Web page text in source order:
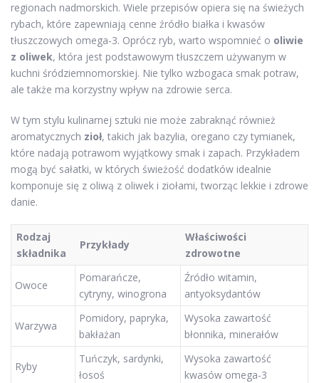
regionach nadmorskich. Wiele przepisów opiera się na świeżych
rybach, które zapewniają cenne źródło białka i kwasów
tłuszczowych omega-3. Oprócz ryb, warto wspomnieć o oliwie
z oliwek, która jest podstawowym tłuszczem używanym w
kuchni śródziemnomorskiej. Nie tylko wzbogaca smak potraw,
ale także ma korzystny wpływ na zdrowie serca.
W tym stylu kulinarnej sztuki nie może zabraknąć również
aromatycznych zioł, takich jak bazylia, oregano czy tymianek,
które nadają potrawom wyjątkowy smak i zapach. Przykładem
mogą być sałatki, w których świeżość dodatków idealnie
komponuje się z oliwą z oliwek i ziołami, tworząc lekkie i zdrowe
danie.
Rodzaj
składnika
Przykłady
Właściwości
zdrowotne
Owoce
Pomarańcze,
cytryny, winogrona
Źródło witamin,
antyoksydantów
Warzywa
Pomidory, papryka,
bakłażan
Wysoka zawartość
błonnika, minerałów
Ryby
Tuńczyk, sardynki,
łosoś
Wysoka zawartość
kwasów omega-3